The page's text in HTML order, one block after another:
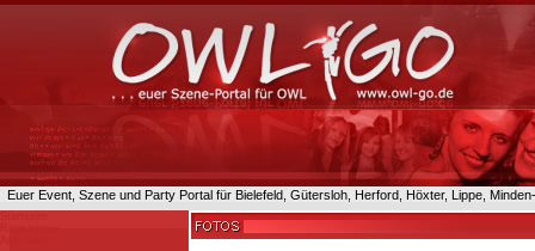
Euer Event, Szene und Party Portal für Bielefeld, Gütersloh, Herford, Höxter, Lippe,